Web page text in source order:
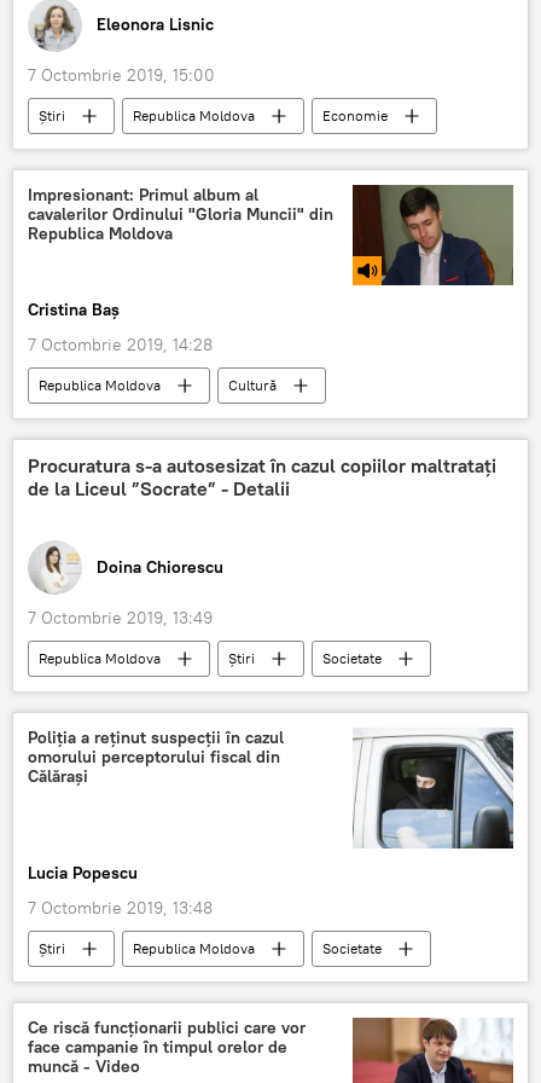
Eleonora Lisnic
7 Octombrie 2019, 15:00
Știri Republica Moldova
Economie
Agricultură
Fructe
țări
export
Republica moldova Analitică
Impresionant: Primul album al
cavalerilor Ordinului "Gloria Muncii" din
Republica Moldova
Cristina Baș
7 Octombrie 2019, 14:28
Republica Moldova
Cultură
Societate
Podcasturi
Podcasturi
album
Ordinul Gloria Muncii
Procuratura s-a autosesizat în cazul copiilor maltratați
de la Liceul ”Socrate” - Detalii
Doina Chiorescu
7 Octombrie 2019, 13:49
Republica Moldova Știri
Societate
procuratura
autosesizat copii
Poliția a reținut suspecții în cazul
omorului perceptorului fiscal din
Călărași
Lucia Popescu
7 Octombrie 2019, 13:48
Știri Republica Moldova
Societate
crimă
omor
tâlhărie
Călărași
Ce riscă funcționarii publici care vor
face campanie în timpul orelor de
muncă - Video